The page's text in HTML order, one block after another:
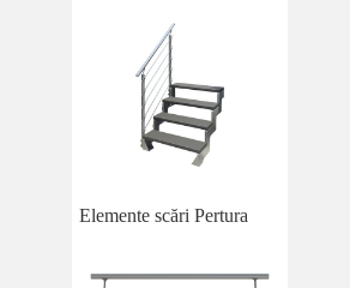
Elemente scări Pertura